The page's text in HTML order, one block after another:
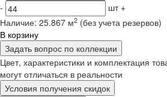
- шт +
Наличие: 25.867 м2 (без учета резервов)
В корзину
Задать вопрос по коллекции
Цвет, характеристики и комплектация
могут отличаться в реальности
Условия получения скидок